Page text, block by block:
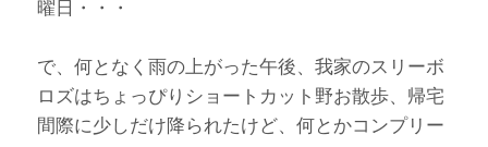
曜日・・・
で、何となく雨の上がった午後、我家のスリーボ
ロズはちょっぴりショートカット野お散歩、帰宅
間際に少しだけ降られたけど、何とかコンプリー